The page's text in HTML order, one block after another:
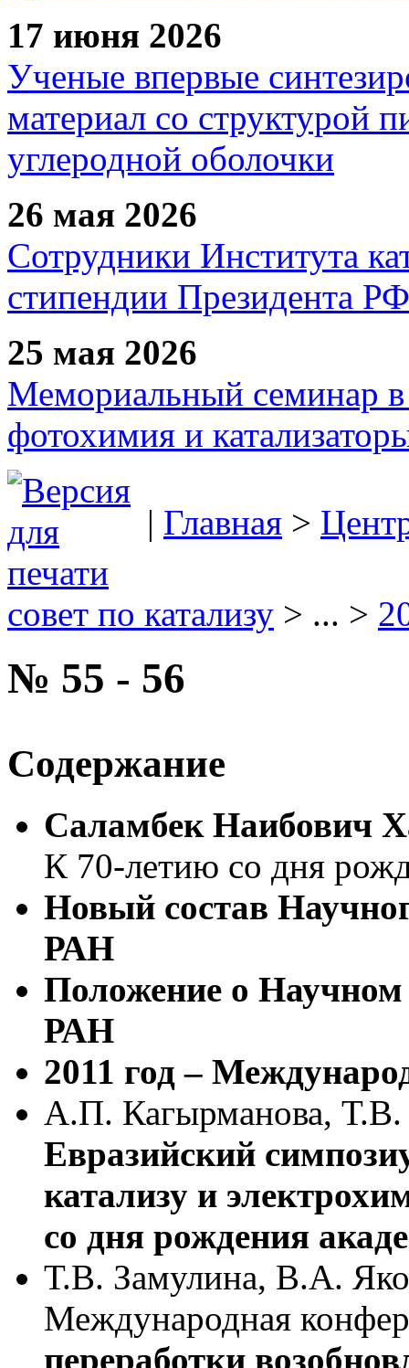
17 июня 2026
Ученые впервые
материал со структурой
углеродной оболочки
26 мая 2026
Сотрудники Института
стипендии Президента РФ
25 мая 2026
Мемориальный семинар в
фотохимия и
| Главная >
совет по катализу > ... >
№ 55 - 56
Содержание
Саламбек Наибович
К 70-летию со дня
Новый состав
РАН
Положение о
РАН
2011 год –
А.П. Кагырманова, Т.В.
Евразийский
катализу и
со дня рождения
Т.В. Замулина, В.А.
Международная
переработки